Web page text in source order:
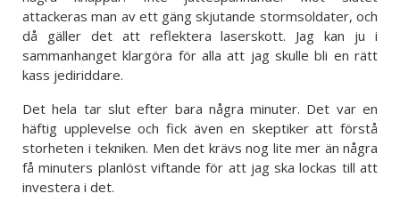
attackeras man av ett gäng skjutande stormsoldater, och
då gäller det att reflektera laserskott. Jag kan ju i
sammanhanget klargöra för alla att jag skulle bli en rätt
kass jediriddare.
Det hela tar slut efter bara några minuter. Det var en
häftig upplevelse och fick även en skeptiker att förstå
storheten i tekniken. Men det krävs nog lite mer än några
få minuters planlöst viftande för att jag ska lockas till att
investera i det.